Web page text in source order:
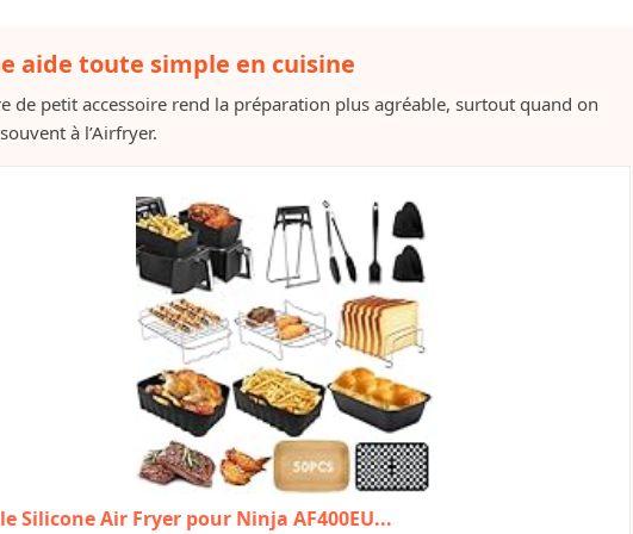
aide toute simple en cuisine
de petit accessoire rend la préparation plus agréable, surtout quand on
à l’Airfryer.
Silicone Air Fryer pour Ninja AF400EU...